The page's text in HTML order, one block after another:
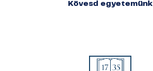
Kövesd egyetemünk